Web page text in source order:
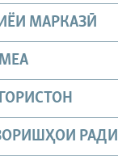
МАРКАЗӢ